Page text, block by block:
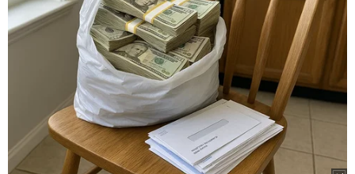
#YouTube #Video
#Phân biệt chủng tộc
#Nội dung bạp lực
#Khủng bố